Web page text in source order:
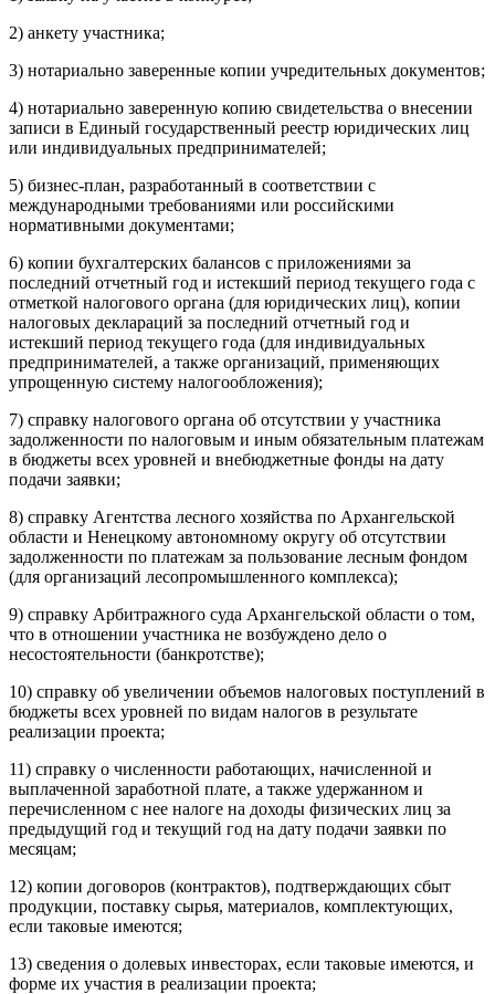
2) анкету участника;
3) нотариально заверенные копии учредительных документов;
4) нотариально заверенную копию свидетельства о внесении
записи в Единый государственный реестр юридических лиц
или индивидуальных предпринимателей;
5) бизнес-план, разработанный в соответствии с
международными требованиями или российскими
нормативными документами;
6) копии бухгалтерских балансов с приложениями за
последний отчетный год и истекший период текущего года с
отметкой налогового органа (для юридических лиц), копии
налоговых деклараций за последний отчетный год и
истекший период текущего года (для индивидуальных
предпринимателей, а также организаций, применяющих
упрощенную систему налогообложения);
7) справку налогового органа об отсутствии у участника
задолженности по налоговым и иным обязательным платежам
в бюджеты всех уровней и внебюджетные фонды на дату
подачи заявки;
8) справку Агентства лесного хозяйства по Архангельской
области и Ненецкому автономному округу об отсутствии
задолженности по платежам за пользование лесным фондом
(для организаций лесопромышленного комплекса);
9) справку Арбитражного суда Архангельской области о том,
что в отношении участника не возбуждено дело о
несостоятельности (банкротстве);
10) справку об увеличении объемов налоговых поступлений в
бюджеты всех уровней по видам налогов в результате
реализации проекта;
11) справку о численности работающих, начисленной и
выплаченной заработной плате, а также удержанном и
перечисленном с нее налоге на доходы физических лиц за
предыдущий год и текущий год на дату подачи заявки по
месяцам;
12) копии договоров (контрактов), подтверждающих сбыт
продукции, поставку сырья, материалов, комплектующих,
если таковые имеются;
13) сведения о долевых инвесторах, если таковые имеются, и
форме их участия в реализации проекта;